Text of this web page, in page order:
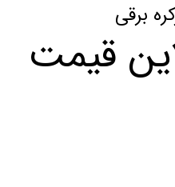
برقی
قیمت